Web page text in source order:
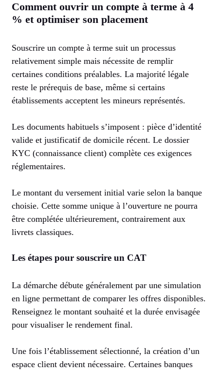
Comment ouvrir un compte à terme à 4
% et optimiser son placement
Souscrire un compte à terme suit un processus
relativement simple mais nécessite de remplir
certaines conditions préalables. La majorité légale
reste le prérequis de base, même si certains
établissements acceptent les mineurs représentés.
Les documents habituels s’imposent : pièce d’identité
valide et justificatif de domicile récent. Le dossier
KYC (connaissance client) complète ces exigences
réglementaires.
Le montant du versement initial varie selon la banque
choisie. Cette somme unique à l’ouverture ne pourra
être complétée ultérieurement, contrairement aux
livrets classiques.
Les étapes pour souscrire un CAT
La démarche débute généralement par une simulation
en ligne permettant de comparer les offres disponibles.
Renseignez le montant souhaité et la durée envisagée
pour visualiser le rendement final.
Une fois l’établissement sélectionné, la création d’un
espace client devient nécessaire. Certaines banques